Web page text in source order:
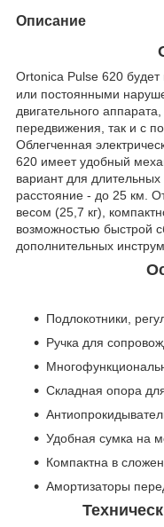
Описание
Ortonica Pulse 620
или постоянными
двигательного
передвижения, так и с
Облегченная
620 имеет удобный
вариант для
расстояние - до 25 км.
весом (25,7 кг),
возможностью быстрой
дополнительных
Подлокотники,
Ручка для
Складная опора
Удобная сумка на
Компактна в
Амортизаторы